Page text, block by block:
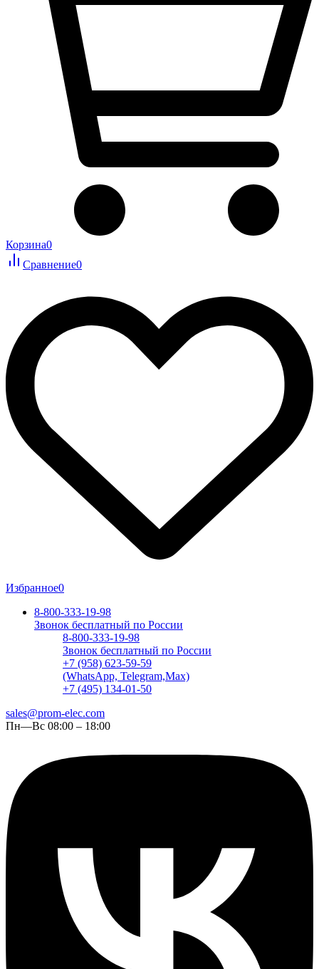
Корзина0
Сравнение0
Избранное0
8-800-333-19-98
Звонок бесплатный по России
8-800-333-19-98
Звонок бесплатный по России
+7 (958) 623-59-59
(WhatsApp, Telegram,Max)
+7 (495) 134-01-50
sales@prom-elec.com
Пн—Вс 08:00 – 18:00